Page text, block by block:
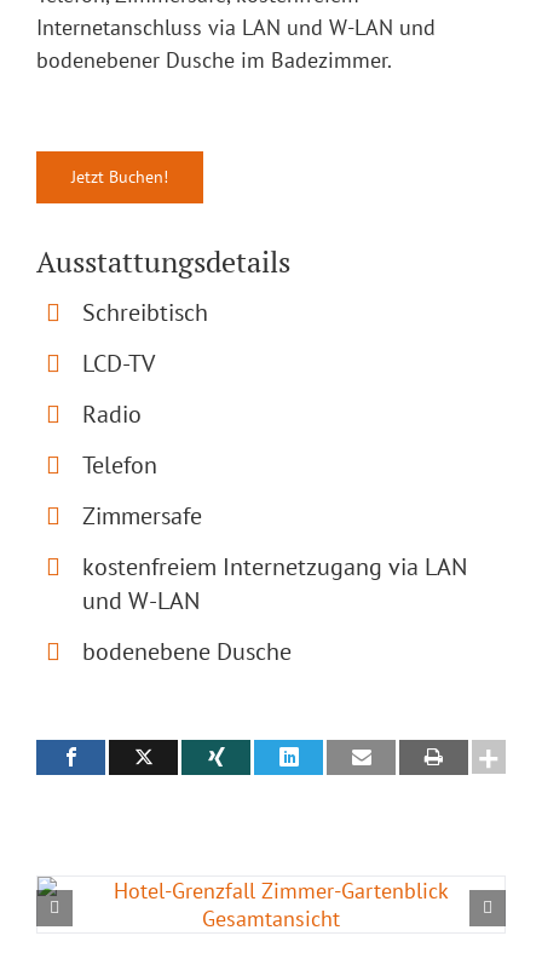
Internetanschluss via LAN und W-LAN und
bodenebener Dusche im Badezimmer.
Jetzt Buchen!
Ausstattungsdetails
Schreibtisch
LCD-TV
Radio
Telefon
Zimmersafe
kostenfreiem Internetzugang via LAN
und W-LAN
bodenebene Dusche